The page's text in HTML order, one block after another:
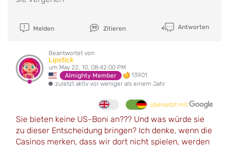
Melden Zitieren Antworten
Beantwortet von
Lipstick
um May 22, 10, 08:42:00 PM
Almighty Member
13901
zuletzt aktiv vor weniger als einem Jahr
übersetzt mit
Sie bieten keine US-Boni an??? Und was würde sie
zu dieser Entscheidung bringen? Ich denke, wenn die
Casinos merken, dass wir dort nicht spielen, werden